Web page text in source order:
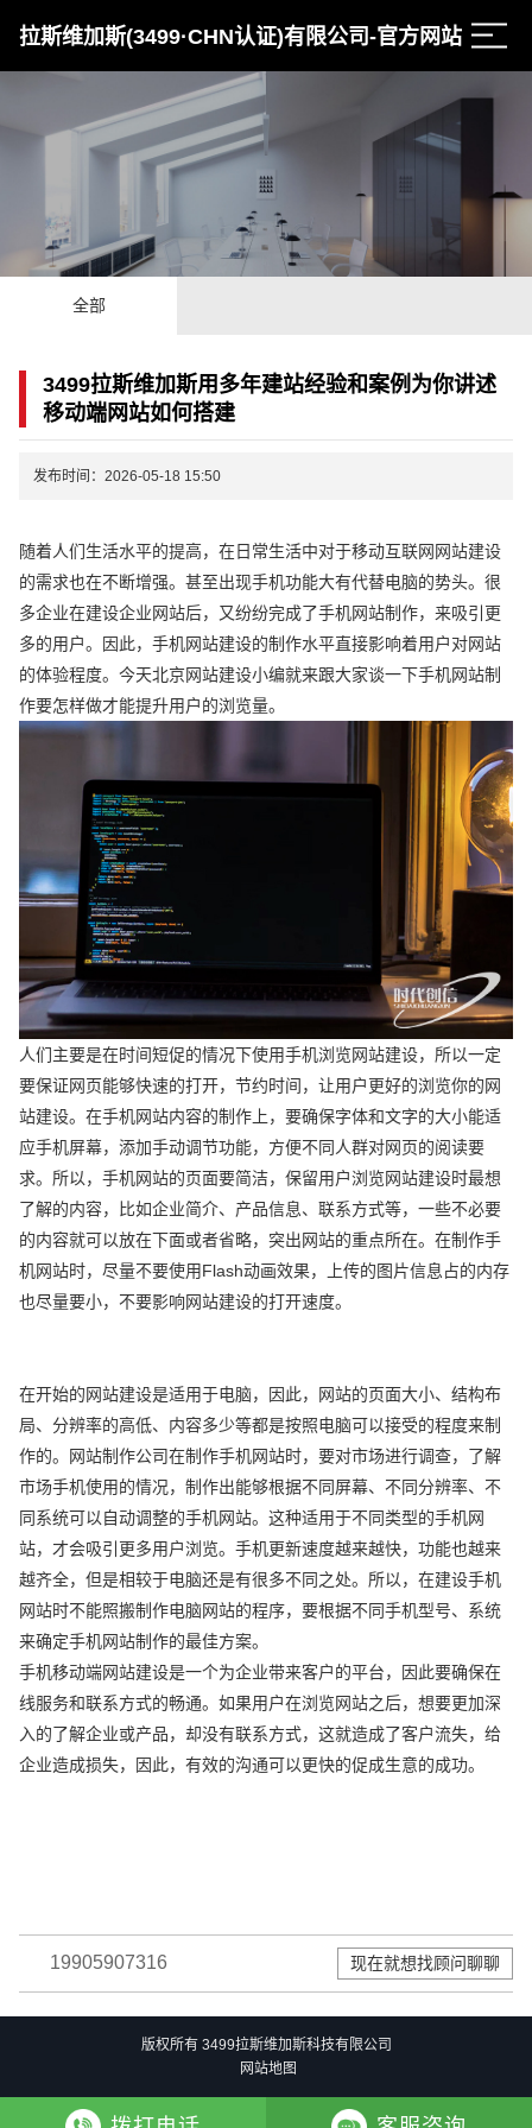
拉斯维加斯(3499·CHN认证)有限公司-官方网站
全部
3499拉斯维加斯用多年建站经验和案例为你讲述
移动端网站如何搭建
发布时间：2026-05-18 15:50
随着人们生活水平的提高，在日常生活中对于移动互联网网站建设
的需求也在不断增强。甚至出现手机功能大有代替电脑的势头。很
多企业在建设企业网站后，又纷纷完成了手机网站制作，来吸引更
多的用户。因此，手机网站建设的制作水平直接影响着用户对网站
的体验程度。今天北京网站建设小编就来跟大家谈一下手机网站制
作要怎样做才能提升用户的浏览量。
人们主要是在时间短促的情况下使用手机浏览网站建设，所以一定
要保证网页能够快速的打开，节约时间，让用户更好的浏览你的网
站建设。在手机网站内容的制作上，要确保字体和文字的大小能适
应手机屏幕，添加手动调节功能，方便不同人群对网页的阅读要
求。所以，手机网站的页面要简洁，保留用户浏览网站建设时最想
了解的内容，比如企业简介、产品信息、联系方式等，一些不必要
的内容就可以放在下面或者省略，突出网站的重点所在。在制作手
机网站时，尽量不要使用Flash动画效果，上传的图片信息占的内存
也尽量要小，不要影响网站建设的打开速度。
在开始的网站建设是适用于电脑，因此，网站的页面大小、结构布
局、分辨率的高低、内容多少等都是按照电脑可以接受的程度来制
作的。网站制作公司在制作手机网站时，要对市场进行调查，了解
市场手机使用的情况，制作出能够根据不同屏幕、不同分辨率、不
同系统可以自动调整的手机网站。这种适用于不同类型的手机网
站，才会吸引更多用户浏览。手机更新速度越来越快，功能也越来
越齐全，但是相较于电脑还是有很多不同之处。所以，在建设手机
网站时不能照搬制作电脑网站的程序，要根据不同手机型号、系统
来确定手机网站制作的最佳方案。
手机移动端网站建设是一个为企业带来客户的平台，因此要确保在
线服务和联系方式的畅通。如果用户在浏览网站之后，想要更加深
入的了解企业或产品，却没有联系方式，这就造成了客户流失，给
企业造成损失，因此，有效的沟通可以更快的促成生意的成功。
19905907316 现在就想找顾问聊聊
版权所有 3499拉斯维加斯科技有限公司
网站地图